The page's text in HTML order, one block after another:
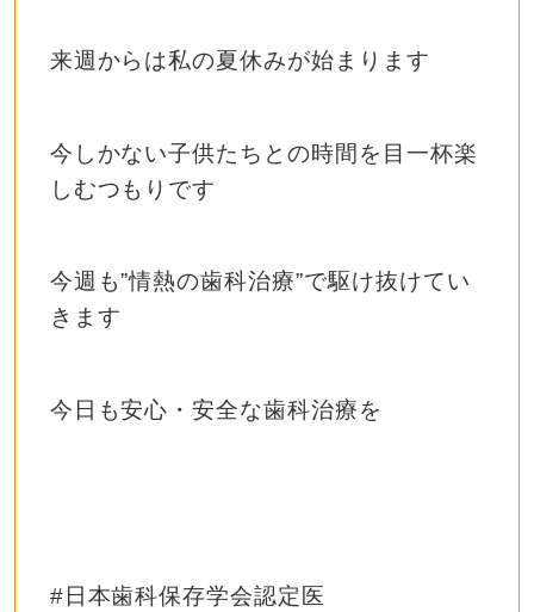
来週からは私の夏休みが始まります
今しかない子供たちとの時間を目一杯楽
しむつもりです
今週も”情熱の歯科治療”で駆け抜けてい
きます
今日も安心・安全な歯科治療を
#日本歯科保存学会認定医